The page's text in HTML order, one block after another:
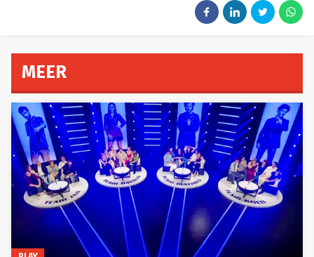
MEER